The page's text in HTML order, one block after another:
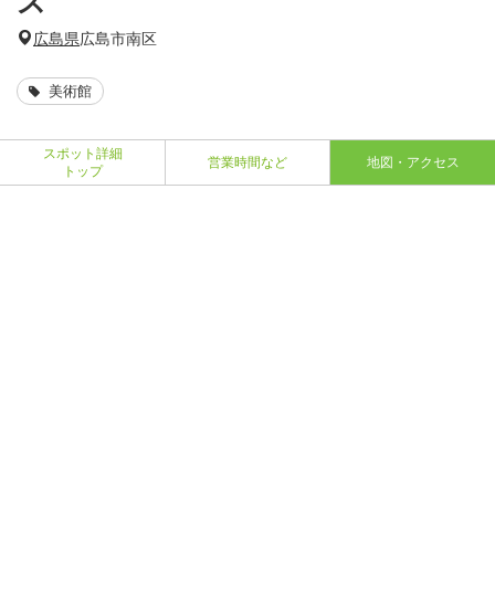
広島県広島市南区
美術館
スポット詳細
トップ
営業時間など 地図・アクセス